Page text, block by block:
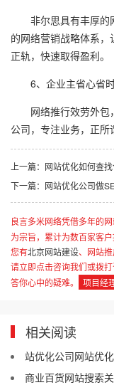
非尔思具有丰厚的
的网络营销战略体系
正轨，快速取得盈利。
6、企业主省心省
网络推行效劳外包
公司，专注业务，正所
上一篇： 网站优化如何查
下一篇： 网站优化公司做
良言多米网络凭借多年的
为宗旨，累计为数百家客
您有北京网站建设、网站
请立即点击咨询我们或拨打
答你心中的疑难。
项目经
相关阅读
站优化公司网站优
商业百货网站搜索关